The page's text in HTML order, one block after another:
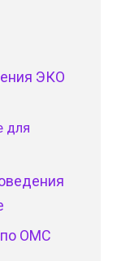
ЭКО
для
ОМС